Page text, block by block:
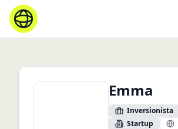
Emma
Inversionista
Startup